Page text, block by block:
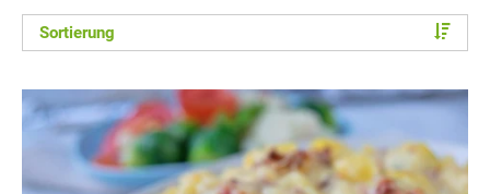
Sortierung